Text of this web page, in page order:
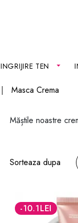
INGRIJIRE TEN
Masca Crema
Măștile noastre
Sorteaza dupa
-10.1LEI